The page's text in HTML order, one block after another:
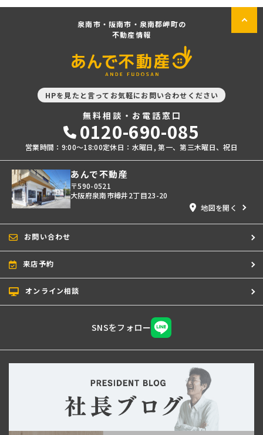
泉南市・阪南市・泉南郡岬町の
不動産情報
HPを見たと言ってお気軽にお問い合わせください
無料相談・お電話窓口
0120-690-085
営業時間：9:00〜18:00定休日：水曜日, 第一、第三木曜日、祝日
あんで不動産
〒590-0521
大阪府泉南市樽井2丁目23-20
地図を開く
お問い合わせ
来店予約
オンライン相談
SNSをフォロー